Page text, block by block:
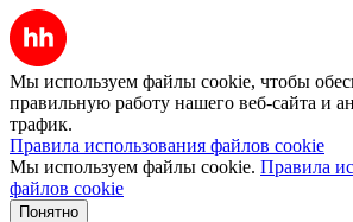
Мы используем файлы cookie, чтобы
правильную работу нашего веб-сайта и
трафик.
Правила использования файлов cookie
Мы используем файлы cookie. Правила
файлов cookie
Понятно